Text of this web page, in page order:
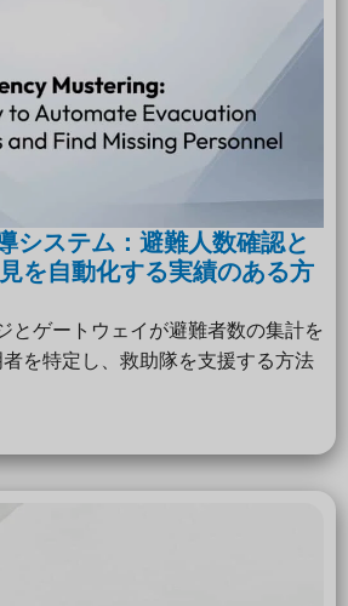
システム：避難人数確認と
を自動化する実績のある方
とゲートウェイが避難者数の集計を
を特定し、救助隊を支援する方法